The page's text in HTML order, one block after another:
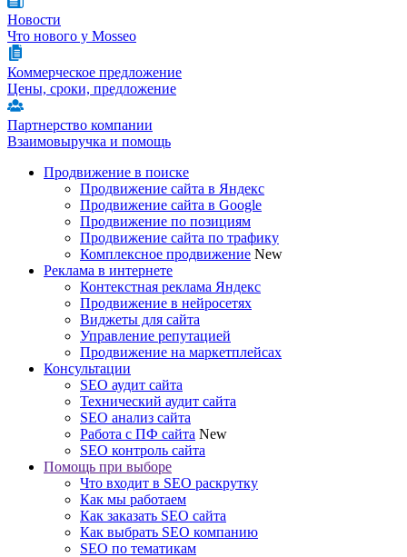
Новости
Что нового у Mosseo
Коммерческое предложение
Цены, сроки, предложение
Партнерство компании
Взаимовыручка и помощь
Продвижение в поиске
Продвижение сайта в Яндекс
Продвижение сайта в Google
Продвижение по позициям
Продвижение сайта по трафику
Комплексное продвижение New
Реклама в интернете
Контекстная реклама Яндекс
Продвижение в нейросетях
Виджеты для сайта
Управление репутацией
Продвижение на маркетплейсах
Консультации
SEO аудит сайта
Технический аудит сайта
SEO анализ сайта
Работа с ПФ сайта New
SEO контроль сайта
Помощь при выборе
Что входит в SEO раскрутку
Как мы работаем
Как заказать SEO сайта
Как выбрать SEO компанию
SEO по тематикам